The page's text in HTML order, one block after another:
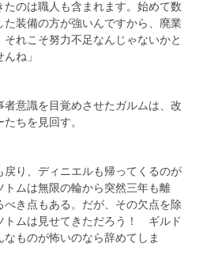
のは職人も含まれます。始めて数
た装備の方が強いんですから、廃業
れこそ努力不足なんじゃないかと
ね」
意識を目覚めさせたガルムは、改
ちを見回す。
戻り、ディニエルも帰ってくるのが
トムは無限の輪から突然三年も離
き点もある。だが、その欠点を除
トムは見せてきただろう！ ギルド
ものが怖いのなら辞めてしま